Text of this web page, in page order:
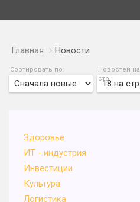
Главная Новости
Сортировать по:
Новостей на
стр.:
Здоровье
ИТ - индустрия
Инвестиции
Культура
Логистика